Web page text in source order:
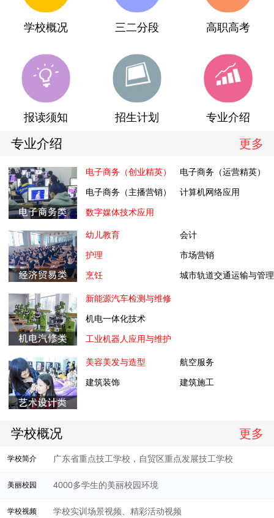
学校概况 三二分段 高职高考
报读须知 招生计划 专业介绍
专业介绍 更多
电子商务（创业精英） 电子商务（运营精英）
电子商务（主播营销） 计算机网络应用
数字媒体技术应用
幼儿教育 会计
护理 市场营销
烹饪 城市轨道交通运输与管理
新能源汽车检测与维修
机电一体化技术
工业机器人应用与维护
美容美发与造型 航空服务
建筑装饰 建筑施工
学校概况 更多
学校简介 广东省重点技工学校，自贸区重点发展技工学校
美丽校园 4000多学生的美丽校园环境
学校视频 学校实训场景视频、精彩活动视频